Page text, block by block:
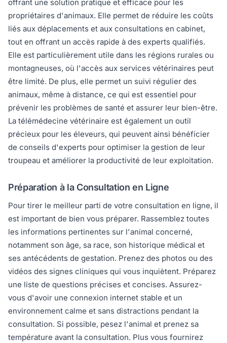
offrant une solution pratique et efficace pour les
propriétaires d'animaux. Elle permet de réduire les coûts
liés aux déplacements et aux consultations en cabinet,
tout en offrant un accès rapide à des experts qualifiés.
Elle est particulièrement utile dans les régions rurales ou
montagneuses, où l'accès aux services vétérinaires peut
être limité. De plus, elle permet un suivi régulier des
animaux, même à distance, ce qui est essentiel pour
prévenir les problèmes de santé et assurer leur bien-être.
La télémédecine vétérinaire est également un outil
précieux pour les éleveurs, qui peuvent ainsi bénéficier
de conseils d'experts pour optimiser la gestion de leur
troupeau et améliorer la productivité de leur exploitation.
Préparation à la Consultation en Ligne
Pour tirer le meilleur parti de votre consultation en ligne, il
est important de bien vous préparer. Rassemblez toutes
les informations pertinentes sur l'animal concerné,
notamment son âge, sa race, son historique médical et
ses antécédents de gestation. Prenez des photos ou des
vidéos des signes cliniques qui vous inquiètent. Préparez
une liste de questions précises et concises. Assurez-
vous d'avoir une connexion internet stable et un
environnement calme et sans distractions pendant la
consultation. Si possible, pesez l'animal et prenez sa
température avant la consultation. Plus vous fournirez